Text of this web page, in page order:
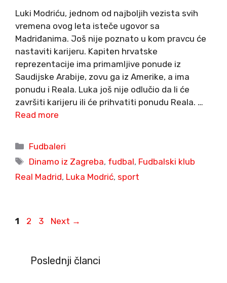
Luki Modriću, jednom od najboljih vezista svih
vremena ovog leta isteče ugovor sa
Madriđanima. Još nije poznato u kom pravcu će
nastaviti karijeru. Kapiten hrvatske
reprezentacije ima primamljive ponude iz
Saudijske Arabije, zovu ga iz Amerike, a ima
ponudu i Reala. Luka još nije odlučio da li će
završiti karijeru ili će prihvatiti ponudu Reala. …
Read more
Categories
Fudbaleri
Tags
Dinamo iz Zagreba, fudbal, Fudbalski klub
Real Madrid, Luka Modrić, sport
Page
1 Page
2 Page
3 Next →
Poslednji članci